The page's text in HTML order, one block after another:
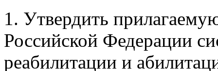
от 18
1. Утвердить
Российской Федерации